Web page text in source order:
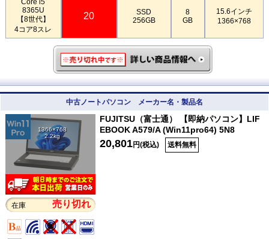
8365U
【8世代】
4コア8スレ
20
SSD
256GB
8
GB
15.6インチ
1366×768
中古ノートパソコン メーカー名・製品名
1366×768
2.2kg
在庫 売り切れ
FUJITSU（富士通） 【即納パソコン】LIF
EBOOK A579/A (Win11pro64) 5N8
20,801円(税込) 送料無料